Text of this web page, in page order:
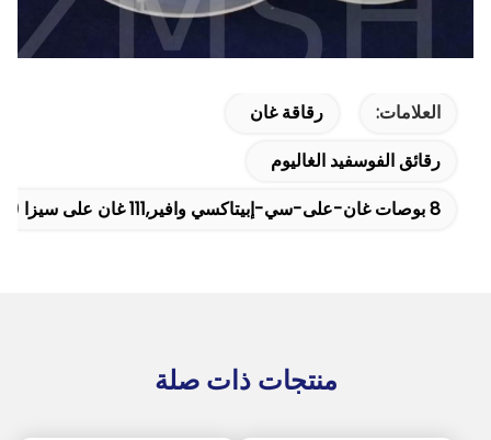
العلامات:
رقاقة غان
رقائق الفوسفيد الغاليوم
8 بوصات غان-على-سي-إبيتاكسي وافير,111 غان على سيزا (GaN-On-Si) وفرة إبتاكسي,110 غان على السيتروكلوروف
منتجات ذات صلة